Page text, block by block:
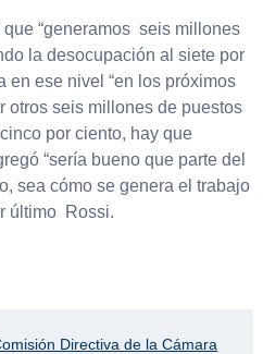
“generamos seis millones
la desocupación al siete por
en ese nivel “en los próximos
otros seis millones de puestos
por ciento, hay que
“sería bueno que parte del
sea cómo se genera el trabajo
último Rossi.
Directiva de la Cámara